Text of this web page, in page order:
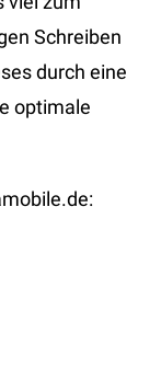
Schreiben
durch eine
optimale